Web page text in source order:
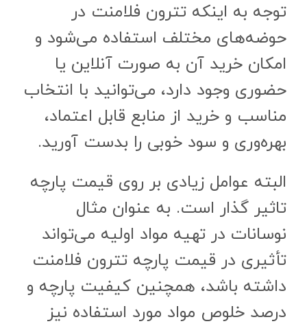
توجه به اینکه تترون فلامنت در
حوضه‌های مختلف استفاده می‌شود و
امکان خرید آن به صورت آنلاین یا
حضوری وجود دارد، می‌توانید با انتخاب
مناسب و خرید از منابع قابل اعتماد،
بهره‌وری و سود خوبی را بدست آورید.
البته عوامل زیادی بر روی قیمت پارچه
تاثیر گذار است. به عنوان مثال
نوسانات در تهیه مواد اولیه می‌تواند
تأثیری در قیمت پارچه تترون فلامنت
داشته باشد، همچنین کیفیت پارچه و
درصد خلوص مواد مورد استفاده نیز